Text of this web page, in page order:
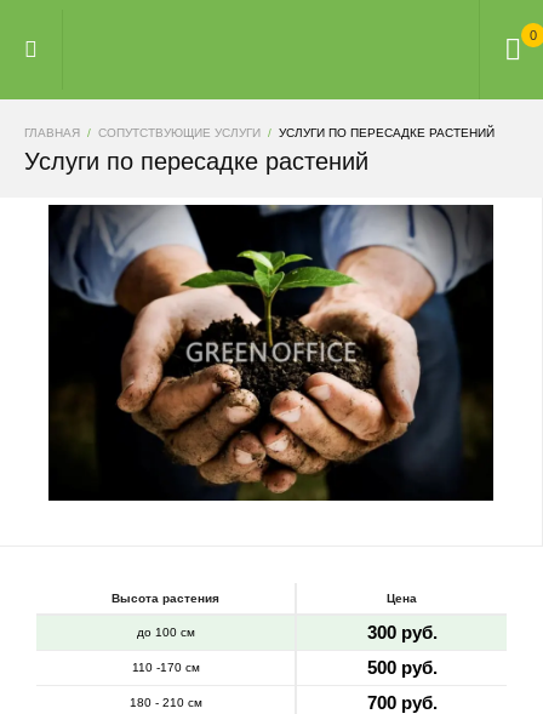
0
ГЛАВНАЯ СОПУТСТВУЮЩИЕ УСЛУГИ УСЛУГИ ПО ПЕРЕСАДКЕ РАСТЕНИЙ
Услуги по пересадке растений
Высота растения Цена
до 100 см 300 руб.
110 -170 см 500 руб.
180 - 210 см 700 руб.